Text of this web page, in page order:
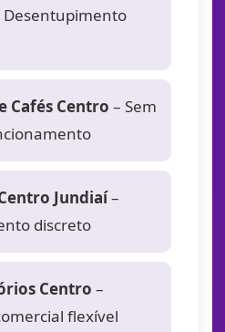
Cafés Centro – Sem
Jundiaí–
discreto
Centro –
flexível